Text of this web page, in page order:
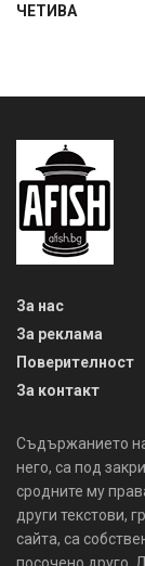
ЧЕТИВА
За нас
За реклама
Поверителност
За контакт
Съдържанието на
него, са под
сродните му
други текстови,
сайта, са
посочено друго.